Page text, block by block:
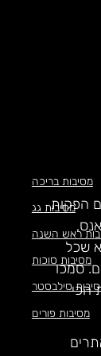
מסיבות בריכה
מסיבות גג
ראש השנה
מסיבות סוכות
סילבסטר
מסיבות פורים
הפקות
שכל
סמכו
הכי